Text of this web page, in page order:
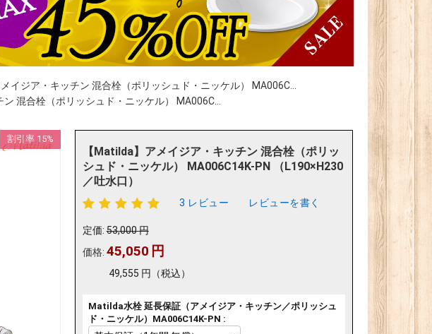
イジア・キッチン 混合栓（ポリッシュド・ニッケル） MA006C...
混合栓（ポリッシュド・ニッケル） MA006C...
割引率 15%
【Matilda】アメイジア・キッチン 混合栓（ポリッ
シュド・ニッケル） MA006C14K-PN （L190×H230
／吐水口）
3 レビュー レビューを書く
定価: 53,000円
価格: 45,050 円
49,555 円 （税込）
Matilda水栓 延長保証（アメイジア・キッチン／ポリッシュ
ド・ニッケル）MA006C14K-PN :